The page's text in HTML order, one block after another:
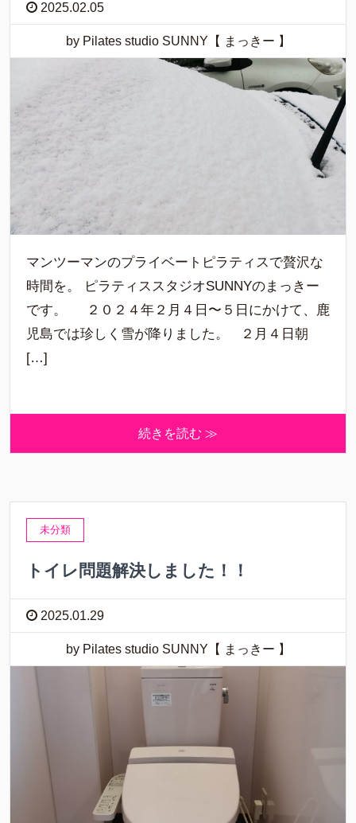
2025.02.05
by Pilates studio SUNNY【 まっきー 】
マンツーマンのプライベートピラティスで贅沢な
時間を。 ピラティススタジオSUNNYのまっきー
です。 ２０２４年２月４日〜５日にかけて、鹿
児島では珍しく雪が降りました。 ２月４日朝
[…]
続きを読む ≫
未分類
トイレ問題解決しました！！
2025.01.29
by Pilates studio SUNNY【 まっきー 】